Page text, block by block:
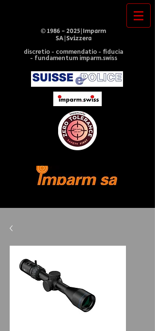
©1986 - 2025|Imparm
SA|Svizzera
discretio - commendatio - fiducia
- fundamentum imparm.swiss